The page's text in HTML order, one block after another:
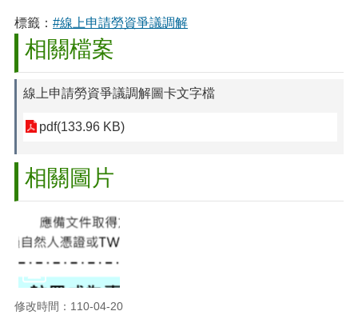
標籤： #線上申請勞資爭議調解
相關檔案
線上申請勞資爭議調解圖卡文字檔
pdf(133.96 KB)
相關圖片
修改時間：110-04-20